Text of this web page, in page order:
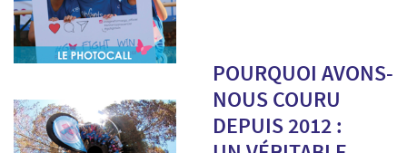
POURQUOI AVONS-
NOUS COURU
DEPUIS 2012 :